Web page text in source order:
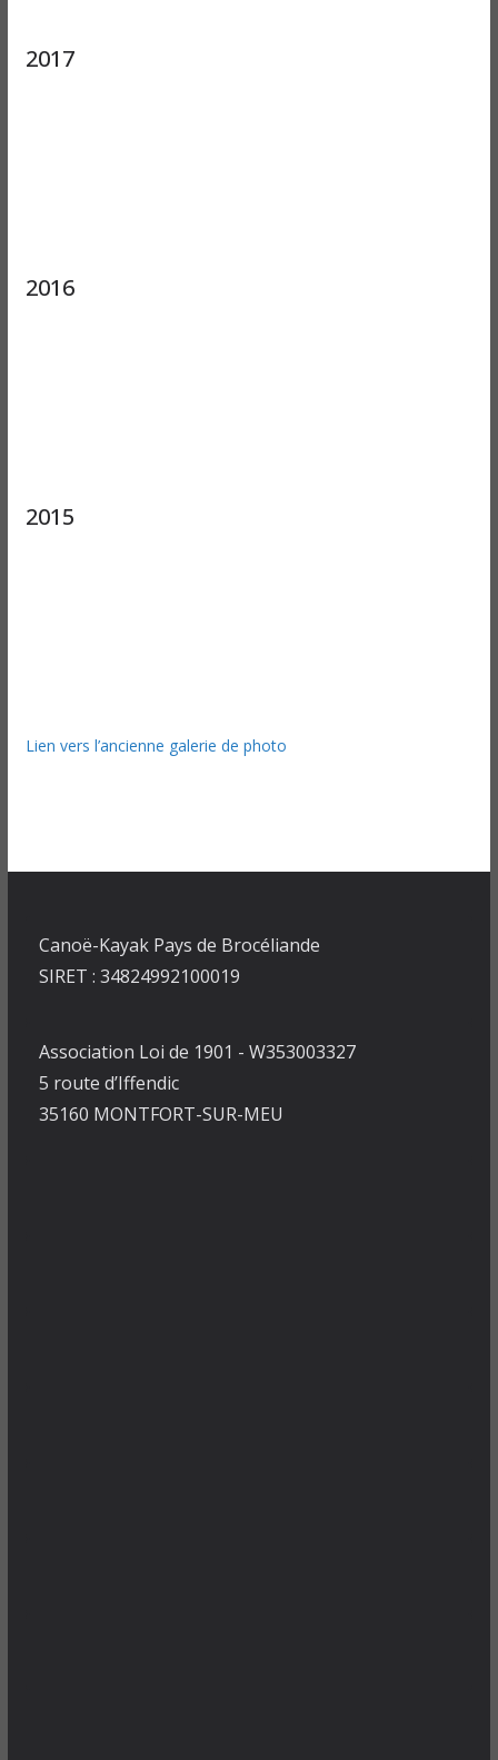
2017
2016
2015
Lien vers l’ancienne galerie de photo
Canoë-Kayak Pays de Brocéliande
SIRET : 34824992100019
Association Loi de 1901 - W353003327
5 route d’Iffendic
35160 MONTFORT-SUR-MEU